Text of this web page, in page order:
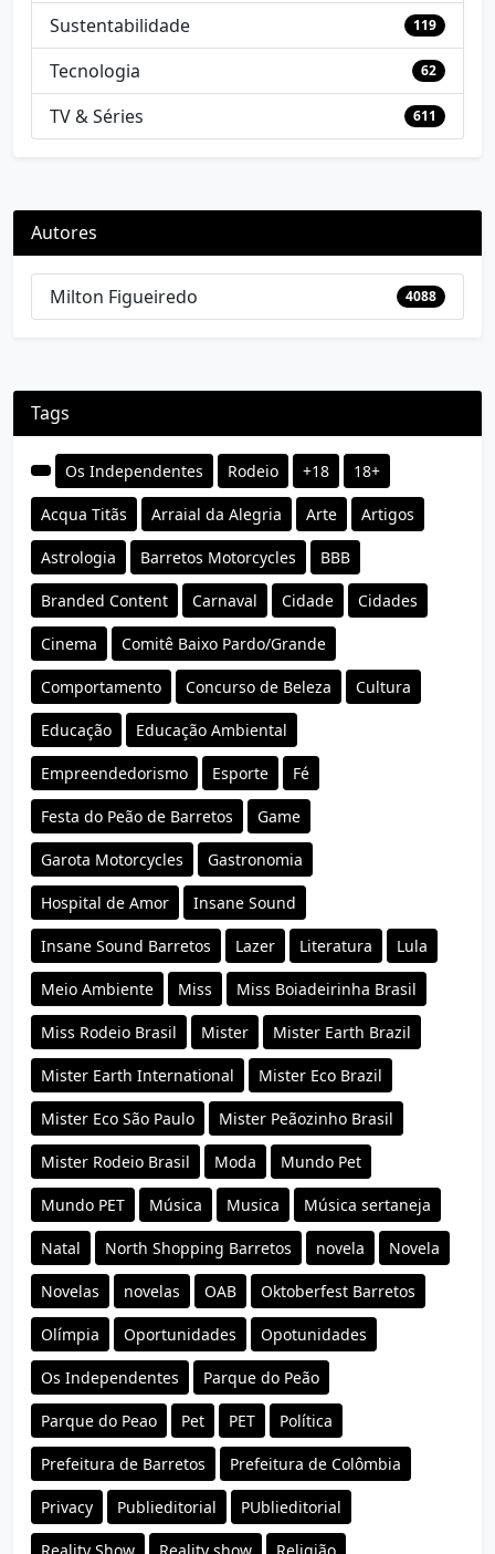
Sustentabilidade 119
Tecnologia 62
TV & Séries 611
Autores
Milton Figueiredo 4088
Tags
Os Independentes Rodeio +18 18+
Acqua Titãs Arraial da Alegria Arte Artigos
Astrologia Barretos Motorcycles BBB
Branded Content Carnaval Cidade Cidades
Cinema Comitê Baixo Pardo/Grande
Comportamento Concurso de Beleza Cultura
Educação Educação Ambiental
Empreendedorismo Esporte Fé
Festa do Peão de Barretos Game
Garota Motorcycles Gastronomia
Hospital de Amor Insane Sound
Insane Sound Barretos Lazer Literatura Lula
Meio Ambiente Miss Miss Boiadeirinha Brasil
Miss Rodeio Brasil Mister Mister Earth Brazil
Mister Earth International Mister Eco Brazil
Mister Eco São Paulo Mister Peãozinho Brasil
Mister Rodeio Brasil Moda Mundo Pet
Mundo PET Música Musica Música sertaneja
Natal North Shopping Barretos novela Novela
Novelas novelas OAB Oktoberfest Barretos
Olímpia Oportunidades Opotunidades
Os Independentes Parque do Peão
Parque do Peao Pet PET Política
Prefeitura de Barretos Prefeitura de Colômbia
Privacy Publieditorial PUblieditorial